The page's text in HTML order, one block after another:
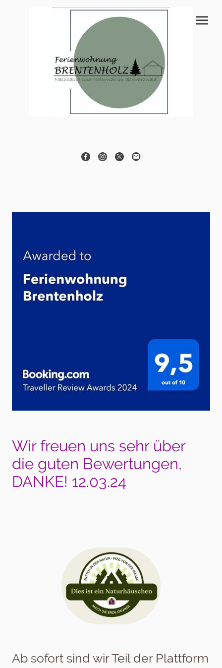
Wir freuen uns sehr über
die guten Bewertungen,
DANKE! 12.03.24
Ab sofort sind wir Teil der Plattform